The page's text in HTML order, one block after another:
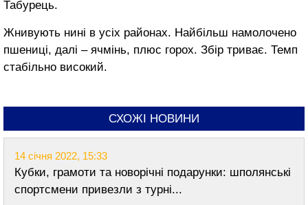
Табурець.
Жнивують нині в усіх районах. Найбільш намолочено
пшениці, далі – ячмінь, плюс горох. Збір триває. Темп
стабільно високий.
СХОЖІ НОВИНИ
14 січня 2022, 15:33
Кубки, грамоти та новорічні подарунки: шполянські
спортсмени привезли з турні...